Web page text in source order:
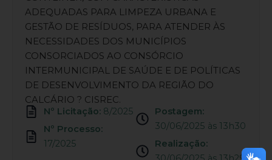
ADEQUADAS PARA LIMPEZA URBANA E
GESTÃO DE RESÍDUOS, PARA ATENDER ÀS
NECESSIDADES DOS MUNICÍPIOS
CONSORCIADOS AO CONSÓRCIO
INTERMUNICIPAL DE SAÚDE E DE POLÍTICAS
DE DESENVOLVIMENTO DA REGIÃO DO
CALCÁRIO ? CISREC.
Nº Licitação: 8/2025
Nº Processo:
17/2025
Postagem:
30/06/2025 às 13h30
Realização: